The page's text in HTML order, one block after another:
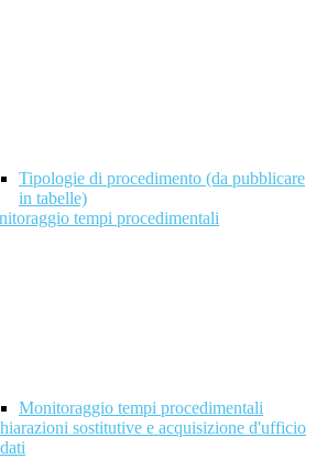
Tipologie di procedimento (da pubblicare
in tabelle)
tempi procedimentali
Monitoraggio tempi procedimentali
sostitutive e acquisizione d'ufficio